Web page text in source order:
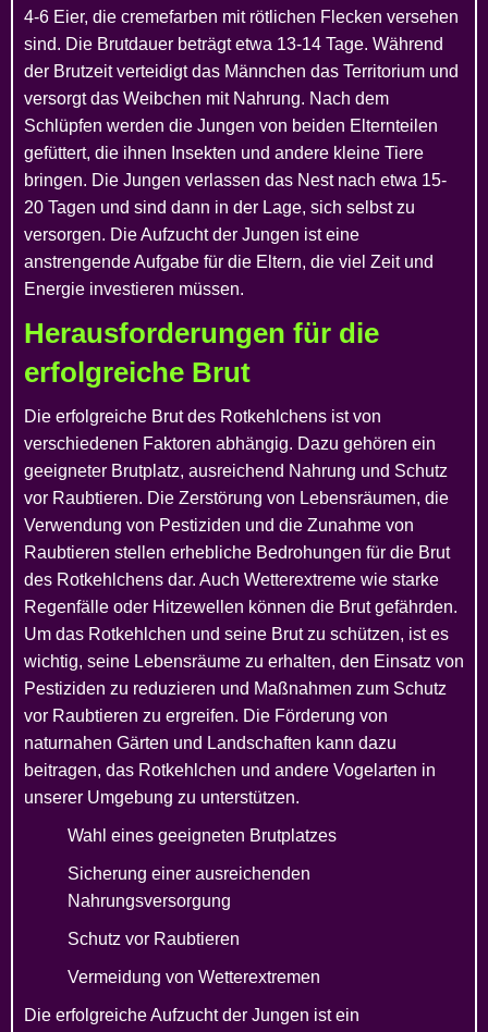
4-6 Eier, die cremefarben mit rötlichen Flecken versehen
sind. Die Brutdauer beträgt etwa 13-14 Tage. Während
der Brutzeit verteidigt das Männchen das Territorium und
versorgt das Weibchen mit Nahrung. Nach dem
Schlüpfen werden die Jungen von beiden Elternteilen
gefüttert, die ihnen Insekten und andere kleine Tiere
bringen. Die Jungen verlassen das Nest nach etwa 15-
20 Tagen und sind dann in der Lage, sich selbst zu
versorgen. Die Aufzucht der Jungen ist eine
anstrengende Aufgabe für die Eltern, die viel Zeit und
Energie investieren müssen.
Herausforderungen für die
erfolgreiche Brut
Die erfolgreiche Brut des Rotkehlchens ist von
verschiedenen Faktoren abhängig. Dazu gehören ein
geeigneter Brutplatz, ausreichend Nahrung und Schutz
vor Raubtieren. Die Zerstörung von Lebensräumen, die
Verwendung von Pestiziden und die Zunahme von
Raubtieren stellen erhebliche Bedrohungen für die Brut
des Rotkehlchens dar. Auch Wetterextreme wie starke
Regenfälle oder Hitzewellen können die Brut gefährden.
Um das Rotkehlchen und seine Brut zu schützen, ist es
wichtig, seine Lebensräume zu erhalten, den Einsatz von
Pestiziden zu reduzieren und Maßnahmen zum Schutz
vor Raubtieren zu ergreifen. Die Förderung von
naturnahen Gärten und Landschaften kann dazu
beitragen, das Rotkehlchen und andere Vogelarten in
unserer Umgebung zu unterstützen.
Wahl eines geeigneten Brutplatzes
Sicherung einer ausreichenden
Nahrungsversorgung
Schutz vor Raubtieren
Vermeidung von Wetterextremen
Die erfolgreiche Aufzucht der Jungen ist ein